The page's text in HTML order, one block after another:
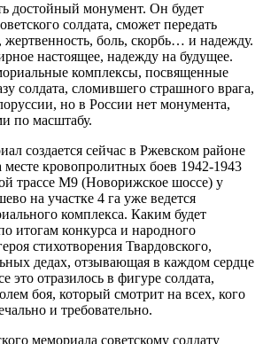
достойный монумент. Он будет
солдата, сможет передать
жертвенность, боль, скорбь… и надежду.
настоящее, надежду на будущее.
комплексы, посвященные
солдата, сломившего страшного врага,
но в России нет монумента,
по масштабу.
создается сейчас в Ржевском районе
месте кровопролитных боев 1942-1943
трассе М9 (Новорижское шоссе) у
на участке 4 га уже ведется
комплекса. Каким будет
итогам конкурса и народного
стихотворения Твардовского,
дедах, отзывающая в каждом сердце
это отразилось в фигуре солдата,
боя, который смотрит на всех, кого
и требовательно.
мемориала советскому солдату